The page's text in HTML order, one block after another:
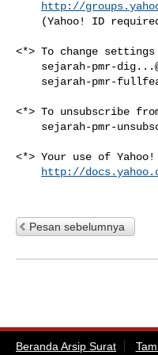
http://
<*> To change
sejarah-pmr-
sejarah-pmr-
<*> To unsubscribe
sejarah-pmr-
<*> Your use of
http://
Pesan sebelumnya
Beranda Arsip Surat